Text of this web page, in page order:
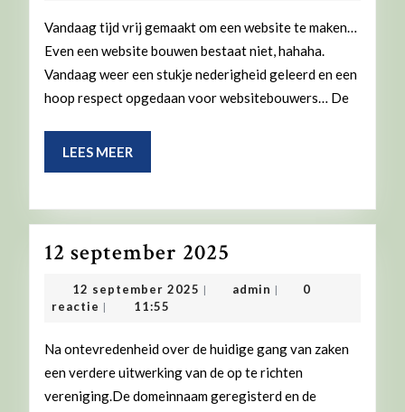
Vandaag tijd vrij gemaakt om een website te maken…
Even een website bouwen bestaat niet, hahaha.
Vandaag weer een stukje nederigheid geleerd en een
hoop respect opgedaan voor websitebouwers… De
LEES MEER
MEER
12 september 2025
september
12 september 2025 12
| admin admin
|
0
reactie | 11:55
Na ontevredenheid over de huidige gang van zaken
een verdere uitwerking van de op te richten
vereniging.De domeinnaam geregisterd en de